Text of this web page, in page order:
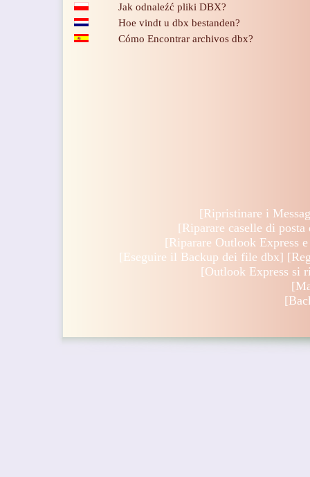
Jak odnaleźć pliki DBX?
Hoe vindt u dbx bestanden?
Cómo Encontrar archivos dbx?
[Ripristinare i
[Riparare caselle di
[Riparare Outlook Express
[ Eseguire il Backup dei file dbx] [
[Outlook Express si
[
[